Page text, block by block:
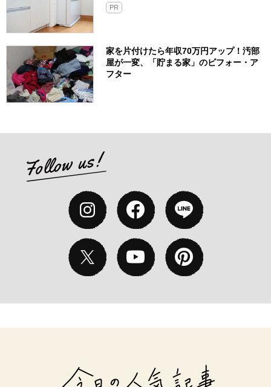
PR
家を片付けたら年収70万円アップ！汚部
屋が一変、「貯まる家」のビフォー・ア
フター